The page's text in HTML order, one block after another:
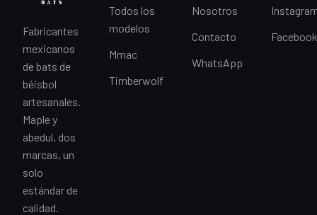
Fabricantes
mexicanos
de bats de
béisbol
artesanales.
Maple y
abedul, dos
marcas, un
solo
estándar de
calidad.
Todos los
modelos
Mmac
Timberwolf
Nosotros
Contacto
WhatsApp
Facebook